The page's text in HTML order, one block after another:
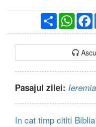
Partajare
Pasajul zilei:
In cat timp cititi